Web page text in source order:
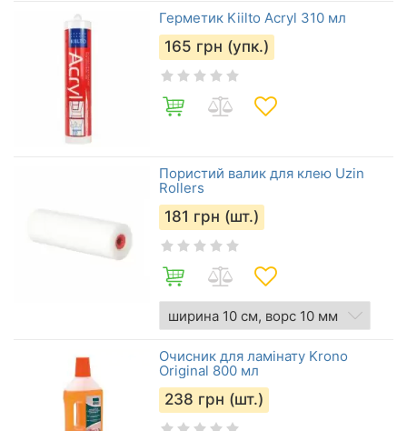
Герметик Kiilto Acryl 310 мл
165 грн (упк.)
Пористий валик для клею Uzin
Rollers
181 грн (шт.)
Очисник для ламінату Krono
Original 800 мл
238 грн (шт.)